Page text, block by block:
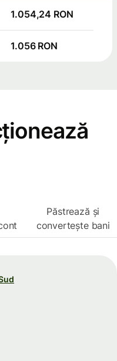
1.054,24 RON
1.056 RON
Păstrează și
convertește bani